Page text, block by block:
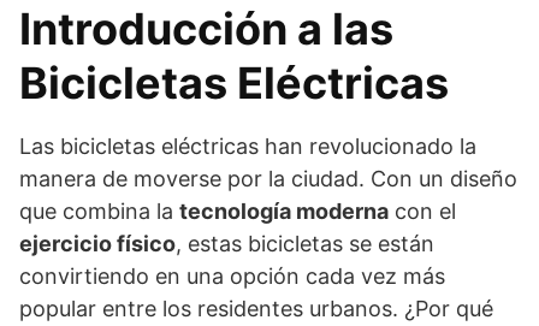
Introducción a las
Bicicletas Eléctricas
Las bicicletas eléctricas han revolucionado la
manera de moverse por la ciudad. Con un diseño
que combina la tecnología moderna con el
ejercicio físico, estas bicicletas se están
convirtiendo en una opción cada vez más
popular entre los residentes urbanos. ¿Por qué